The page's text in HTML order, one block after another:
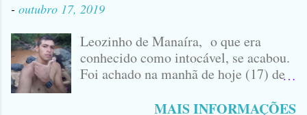
- outubro 17, 2019
Leozinho de Manaíra, o que era
conhecido como intocável, se acabou.
Foi achado na manhã de hoje (17) de
no Sertão da Paraíba, o Lendário
MAIS INFORMAÇÕES